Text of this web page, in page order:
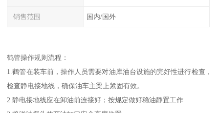
销售范围 国内/国外
鹤管操作规则流程：
1.鹤管在装车前，操作人员需要对油库油台设施的完好性进行检查，
检查静电接地线，确保油车主梁上紧固有效。
2.静电接地线应在卸油前连接好；按规定做好稳油静置工作